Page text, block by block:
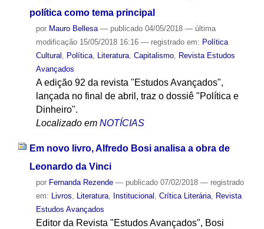
política como tema principal
por Mauro Bellesa — publicado04/05/2018 — última
modificação15/05/2018 16:16 — registrado em: Política
Cultural , Política, Literatura, Capitalismo, Revista Estudos
Avançados
A edição 92 da revista "Estudos Avançados",
lançada no final de abril, traz o dossiê "Política e
Dinheiro".
Localizado em NOTÍCIAS
Em novo livro, Alfredo Bosi analisa a obra de
Leonardo da Vinci
por Fernanda Rezende — publicado07/02/2018 — registrado
em: Livros, Literatura, Institucional , Crítica Literária, Revista
Estudos Avançados
Editor da Revista "Estudos Avançados", Bosi